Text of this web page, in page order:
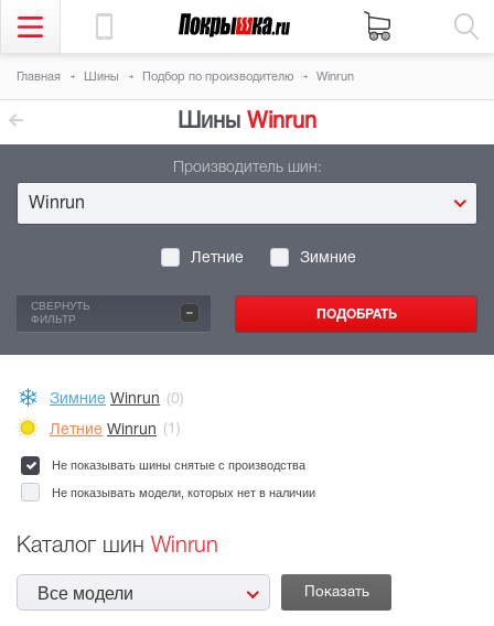
Главная Шины Подбор по производителю Winrun
Шины Winrun
Производитель шин:
Winrun
Летние Зимние
СВЕРНУТЬ
ФИЛЬТР
-
Зимние Winrun (0)
Летние Winrun (1)
Не показывать шины снятые с производства
Не показывать модели, которых нет в наличии
Каталог шин Winrun
Все модели